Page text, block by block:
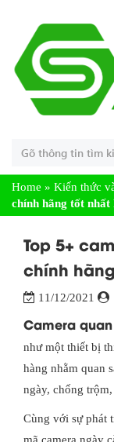
Home » Kiến thức
chính hãng tốt nhất
Top 5+
chính
11/12/2021
Camera
như một thiết bị
hàng nhằm quan
ngày, chống
Cùng với sự phát
mã camera ngày